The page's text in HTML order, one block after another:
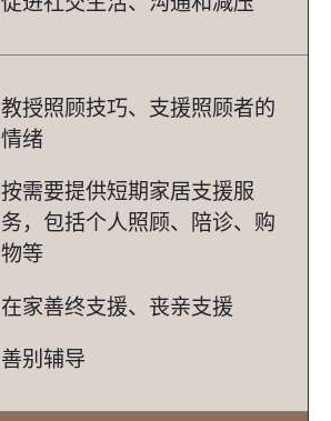
教授照顾技巧、支援照顾者的
情绪
按需要提供短期家居支援服
务，包括个人照顾、陪诊、购
物等
在家善终支援、丧亲支援
善别辅导